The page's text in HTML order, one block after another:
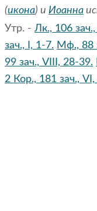
(икона) и Иоанна
Утр. - Лк., 106
зач., I, 1-7. Мф., 88
99 зач., VIII, 28-39.
2 Кор., 181 зач.,